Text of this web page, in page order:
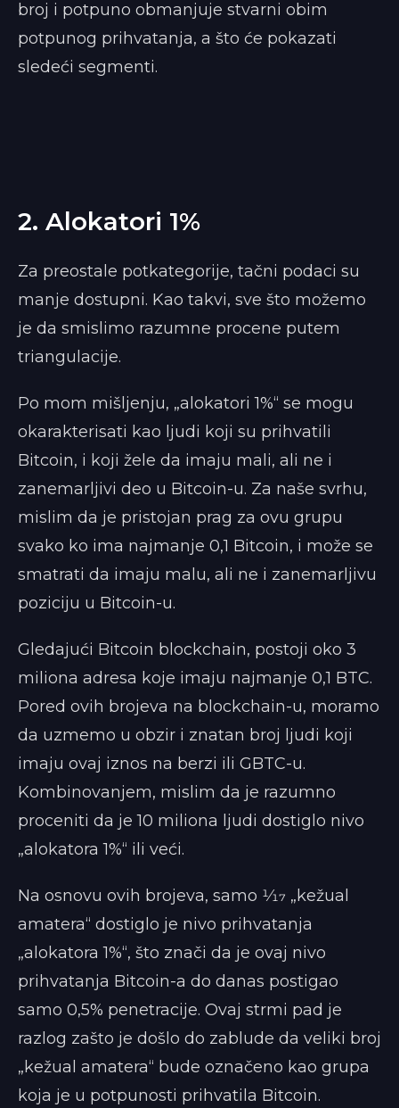
broj i potpuno obmanjuje stvarni obim
potpunog prihvatanja, a što će pokazati
sledeći segmenti.
2. Alokatori 1%
Za preostale potkategorije, tačni podaci su
manje dostupni. Kao takvi, sve što možemo
je da smislimo razumne procene putem
triangulacije.
Po mom mišljenju, „alokatori 1%“ se mogu
okarakterisati kao ljudi koji su prihvatili
Bitcoin, i koji žele da imaju mali, ali ne i
zanemarljivi deo u Bitcoin-u. Za naše svrhu,
mislim da je pristojan prag za ovu grupu
svako ko ima najmanje 0,1 Bitcoin, i može se
smatrati da imaju malu, ali ne i zanemarljivu
poziciju u Bitcoin-u.
Gledajući Bitcoin blockchain, postoji oko 3
miliona adresa koje imaju najmanje 0,1 BTC.
Pored ovih brojeva na blockchain-u, moramo
da uzmemo u obzir i znatan broj ljudi koji
imaju ovaj iznos na berzi ili GBTC-u.
Kombinovanjem, mislim da je razumno
proceniti da je 10 miliona ljudi dostiglo nivo
„alokatora 1%“ ili veći.
Na osnovu ovih brojeva, samo 1⁄17 „kežual
amatera“ dostiglo je nivo prihvatanja
„alokatora 1%“, što znači da je ovaj nivo
prihvatanja Bitcoin-a do danas postigao
samo 0,5% penetracije. Ovaj strmi pad je
razlog zašto je došlo do zablude da veliki broj
„kežual amatera“ bude označeno kao grupa
koja je u potpunosti prihvatila Bitcoin.